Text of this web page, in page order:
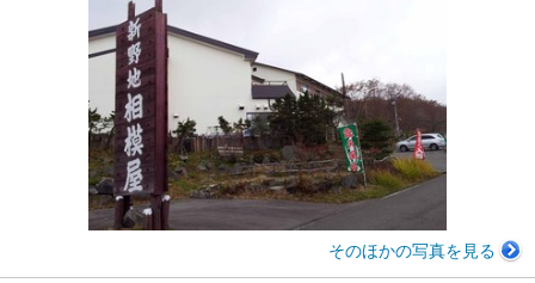
そのほかの写真を見る